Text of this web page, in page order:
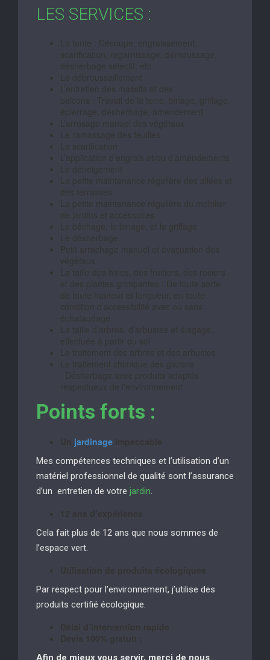
LES SERVICES :
Points forts :
jardinage
Mes compétences techniques et l’utilisation d’un
matériel professionnel de qualité sont l’assurance
d’un entretien de votre jardin.
Cela fait plus de 12 ans que nous sommes de
l’espace vert.
Par respect pour l’environnement, j’utilise des
produits certifié écologique.
Afin de mieux vous servir, merci de nous